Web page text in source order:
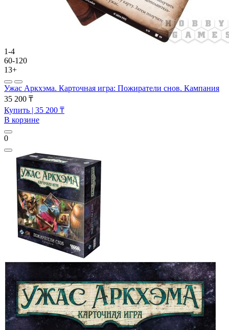
1-4
60-120
13+
Ужас Аркхэма. Карточная игра: Пожиратели снов. Кампания
35 200 ₸
Купить | 35 200 ₸
В корзине
0